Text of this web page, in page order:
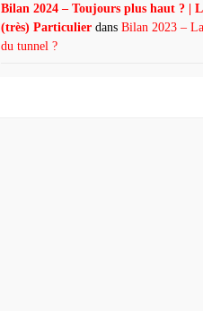
Bilan 2024 – Toujours plus haut ? |
(très) Particulier dans Bilan 2023 –
du tunnel ?